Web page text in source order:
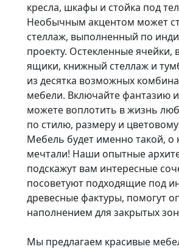
кресла, шкафы и стойка под
Необычным акцентом может
стеллаж, выполненный по
проекту. Остекленные
ящики, книжный стеллаж и
из десятка возможных
мебели. Включайте фантазию
можете воплотить в жизнь
по стилю, размеру и
Мебель будет именно такой, о
мечтали! Наши опытные
подскажут вам интересные
посоветуют подходящие под
древесные фактуры, помогут
наполнением для закрытых
Мы предлагаем красивые